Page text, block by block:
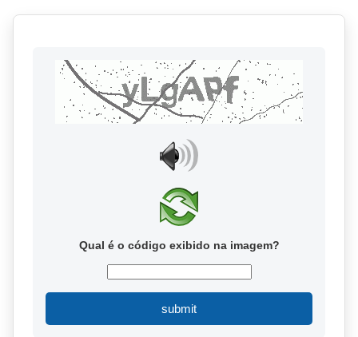
Qual é o código exibido na imagem?
submit